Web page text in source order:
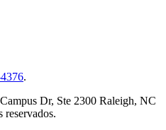
.
Dr, Ste 2300 Raleigh, NC
reservados.